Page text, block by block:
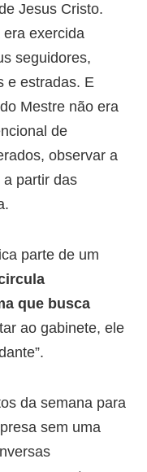
Jesus Cristo.
exercida
seguidores,
e estradas. E
Mestre não era
de
observar a
a partir das
parte de um
que busca
ao gabinete, ele
da semana para
sem uma